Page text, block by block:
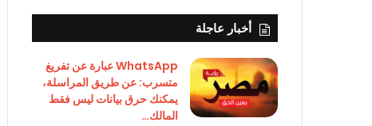
أخبار عاجلة
WhatsApp عبارة عن تفريغ
متسرب: عن طريق المراسلة،
يمكنك حرق بيانات ليس فقط
المالك…